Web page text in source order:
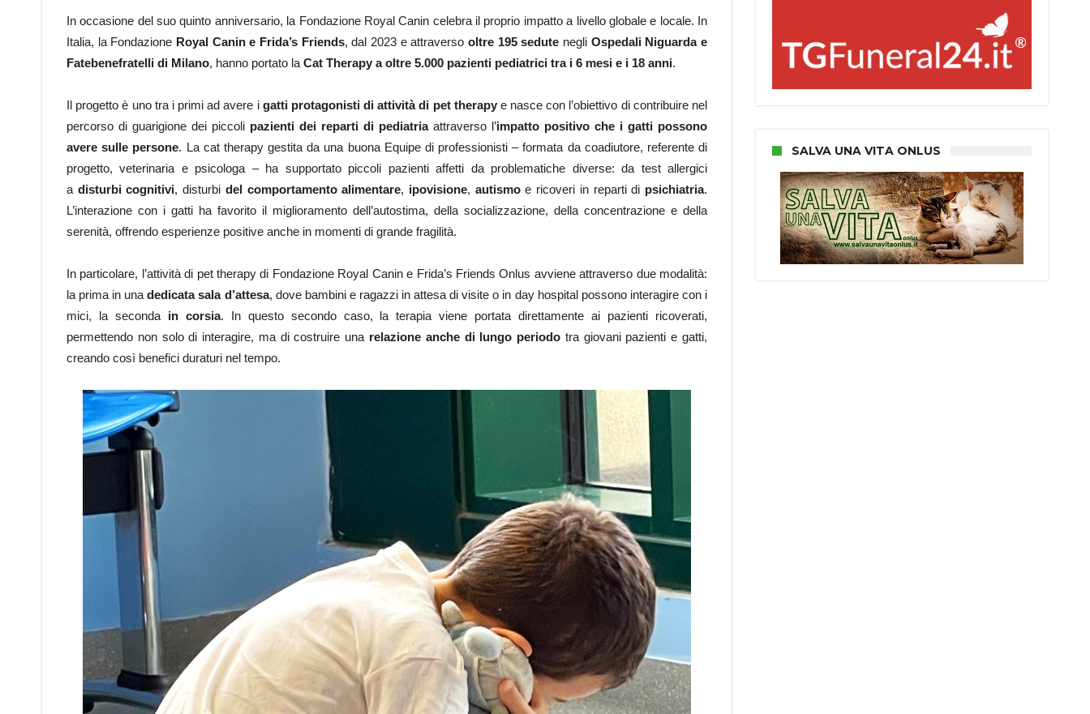
In occasione del suo quinto anniversario, la Fondazione Royal Canin celebra il proprio impatto a livello globale e locale. In
Italia, la Fondazione Royal Canin e Frida’s Friends, dal 2023 e attraversooltre 195 sedute negli Ospedali Niguarda e
Fatebenefratelli di Milano, hanno portato la Cat Therapy a oltre 5.000 pazienti pediatrici tra i 6 mesi e i 18 anni.
Il progetto è uno tra i primi ad avere igatti protagonisti di attività di pet therapye nasce con l’obiettivo di contribuire nel
percorso di guarigione dei piccoli pazienti dei reparti di pediatriaattraverso l’impatto positivo che i gatti possono
avere sulle persone. La cat therapy gestita da una buona Equipe di professionisti – formata da coadiutore, referente di
progetto, veterinaria e psicologa – ha supportato piccoli pazienti affetti da problematiche diverse: da test allergici
a disturbi cognitivi, disturbi del comportamento alimentare, ipovisione, autismoe ricoveri in reparti di psichiatria.
L’interazione con i gatti ha favorito il miglioramento dell’autostima, della socializzazione, della concentrazione e della
serenità, offrendo esperienze positive anche in momenti di grande fragilità.
In particolare, l’attività di pet therapy di Fondazione Royal Canin e Frida’s Friends Onlus avviene attraverso due modalità:
la prima in unadedicata sala d’attesa, dove bambini e ragazzi in attesa di visite o in day hospital possono interagire con i
mici, la seconda in corsia. In questo secondo caso, la terapia viene portata direttamente ai pazienti ricoverati,
permettendo non solo di interagire, ma di costruire una relazione anche di lungo periodo tra giovani pazienti e gatti,
creando così benefici duraturi nel tempo.
SALVA UNA VITA ONLUS